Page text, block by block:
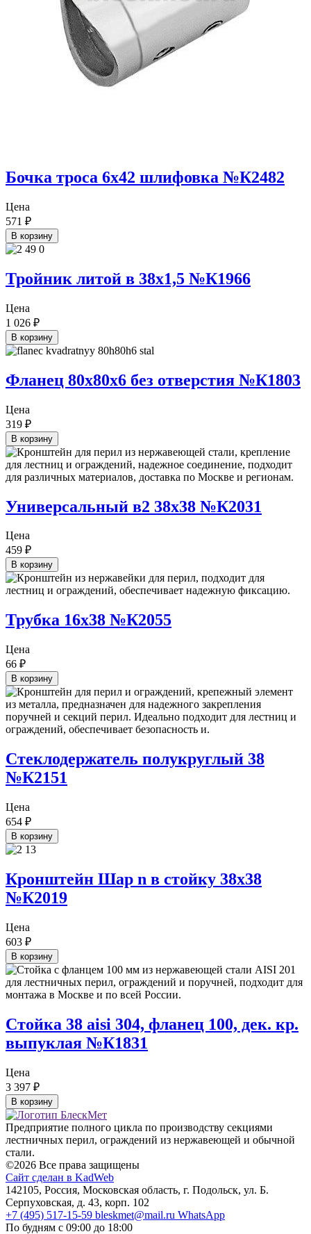
Бочка троса 6х42 шлифовка №К2482
Цена
571 ₽
В корзину
Тройник литой в 38х1,5 №К1966
Цена
1 026 ₽
В корзину
Фланец 80х80х6 без отверстия №К1803
Цена
319 ₽
В корзину
Универсальный в2 38х38 №К2031
Цена
459 ₽
В корзину
Трубка 16х38 №К2055
Цена
66 ₽
В корзину
Стеклодержатель полукруглый 38
№К2151
Цена
654 ₽
В корзину
Кронштейн Шар n в стойку 38х38
№К2019
Цена
603 ₽
В корзину
Стойка 38 aisi 304, фланец 100, дек. кр.
выпуклая №К1831
Цена
3 397 ₽
В корзину
Предприятие полного цикла по производству секциями
лестничных перил, ограждений из нержавеющей и обычной
стали.
©2026 Все права защищены
Сайт сделан в KadWeb
142105, Россия, Московская область, г. Подольск, ул. Б.
Серпуховская, д. 43, корп. 102
+7 (495) 517-15-59 bleskmet@mail.ru WhatsApp
По будням с 09:00 до 18:00